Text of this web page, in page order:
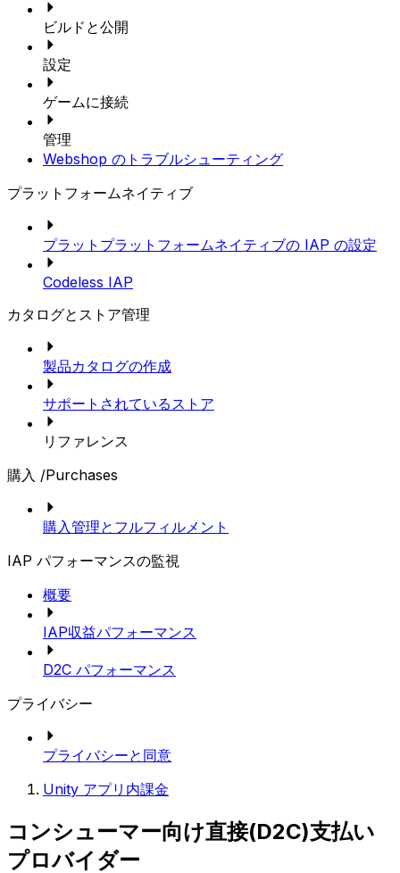
ビルドと公開
設定
ゲームに接続
管理
Webshop のトラブルシューティング
プラットフォームネイティブ
プラットプラットフォームネイティブの IAP の設定
Codeless IAP
カタログとストア管理
製品カタログの作成
サポートされているストア
リファレンス
購入 /Purchases
購入管理とフルフィルメント
IAP パフォーマンスの監視
概要
IAP収益パフォーマンス
D2C パフォーマンス
プライバシー
プライバシーと同意
Unity アプリ内課金
コンシューマー向け直接(D2C)支払い
プロバイダー